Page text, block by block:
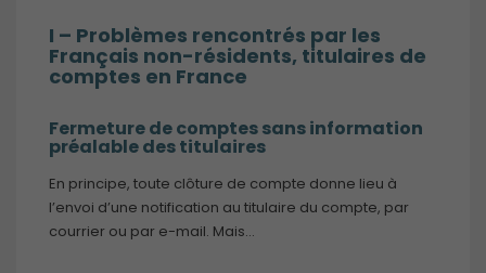
I – Problèmes rencontrés par les
Français non-résidents, titulaires de
comptes en France
Fermeture de comptes sans information
préalable des titulaires
En principe, toute clôture de compte donne lieu à
l’envoi d’une notification au titulaire du compte, par
courrier ou par e-mail. Mais…